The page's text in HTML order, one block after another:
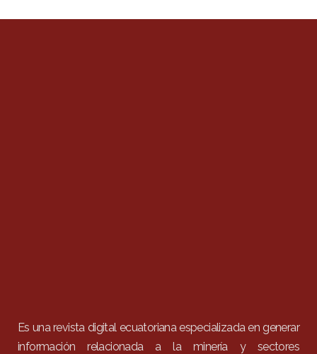
Es una revista digital ecuatoriana especializada en generar
información relacionada a la minería y sectores